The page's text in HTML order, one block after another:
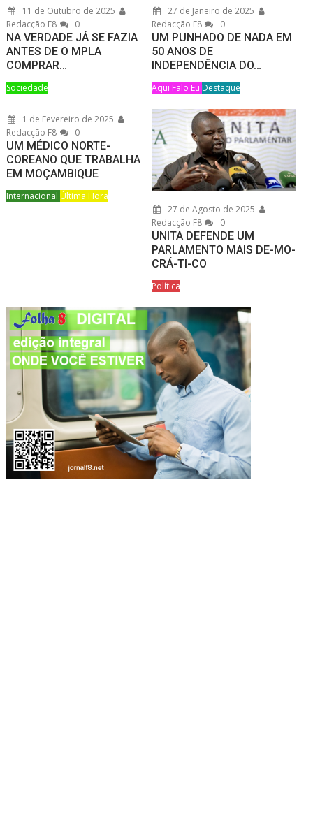
11 de Outubro de 2025
Redacção F8
0
NA VERDADE JÁ SE FAZIA
ANTES DE O MPLA
COMPRAR…
Sociedade
27 de Janeiro de 2025
Redacção F8
0
UM PUNHADO DE NADA EM
50 ANOS DE
INDEPENDÊNCIA DO…
Aqui Falo Eu Destaque
1 de Fevereiro de 2025
Redacção F8
0
UM MÉDICO NORTE-
COREANO QUE TRABALHA
EM MOÇAMBIQUE
InternacionalÚltima Hora
27 de Agosto de 2025
Redacção F8
0
UNITA DEFENDE UM
PARLAMENTO MAIS DE-MO-
CRÁ-TI-CO
Política